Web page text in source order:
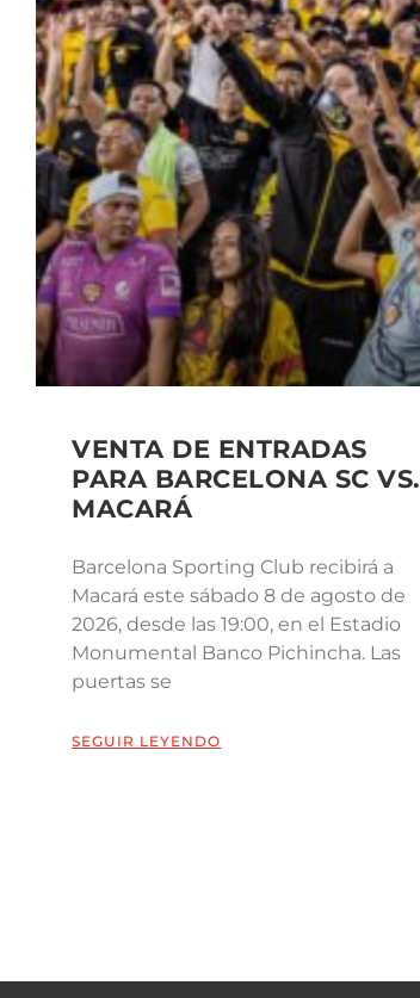
VENTA DE ENTRADAS
PARA BARCELONA SC VS.
MACARÁ
Barcelona Sporting Club recibirá a
Macará este sábado 8 de agosto de
2026, desde las 19:00, en el Estadio
Monumental Banco Pichincha. Las
puertas se
SEGUIR LEYENDO